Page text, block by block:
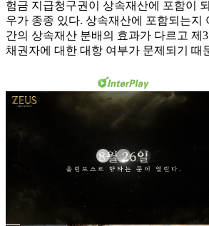
험금 지급청구권이 상속재산에 포함이
우가 종종 있다. 상속재산에 포함되는지
간의 상속재산 분배의 효과가 다르고 제
채권자에 대한 대항 여부가 문제되기 때